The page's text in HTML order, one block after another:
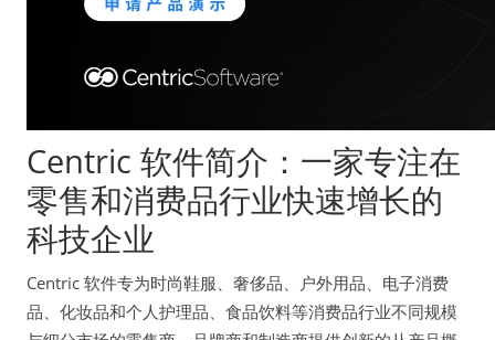
Centric 软件简介：一家专注在
零售和消费品行业快速增长的
科技企业
Centric 软件专为时尚鞋服、奢侈品、户外用品、电子消费
品、化妆品和个人护理品、食品饮料等消费品行业不同规模